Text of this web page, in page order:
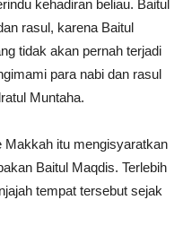
kehadiran beliau. Baitul
rasul, karena Baitul
tidak akan pernah terjadi
para nabi dan rasul
Muntaha.
Makkah itu mengisyaratkan
Baitul Maqdis. Terlebih
tempat tersebut sejak